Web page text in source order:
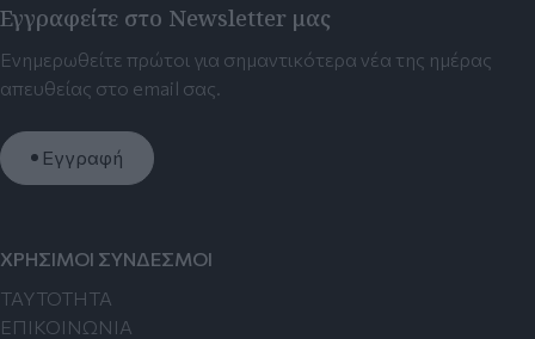
Εγγραφείτε στο Newsletter μας
Ενημερωθείτε πρώτοι για σημαντικότερα νέα της ημέρας
απευθείας στο email σας.
Εγγραφή
ΧΡΗΣΙΜΟΙ ΣΥΝΔΕΣΜΟΙ
TAYTOTHTA
ΕΠΙΚΟΙΝΩΝΙΑ